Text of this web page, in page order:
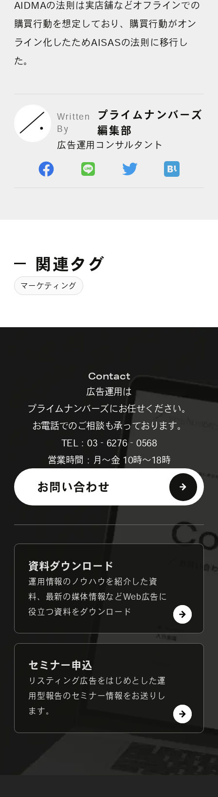
よくある質問
AIDMAの法則は実店舗などオフラインでの
購買行動を想定しており、購買行動がオン
ライン化したためAISASの法則に移行し
た。
Written
By
プライムナンバーズ
編集部
広告運用コンサルタント
関連タグ
マーケティング
Contact
広告運用は
プライムナンバーズにお任せください。
お電話でのご相談も承っております。
TEL：03‐6276‐0568
営業時間：月～金 10時～18時
お問い合わせ
資料ダウンロード
運用情報のノウハウを紹介した資
料、最新の媒体情報などWeb広告に
役立つ資料をダウンロード
セミナー申込
リスティング広告をはじめとした運
用型報告のセミナー情報をお送りし
ます。